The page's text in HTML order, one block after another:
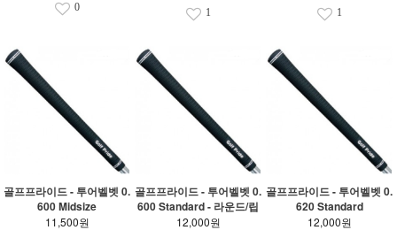
0 1 1
골프프라이드 - 투어벨벳 0.
600 Midsize
11,500원
골프프라이드 - 투어벨벳 0.
600 Standard - 라운드/립
12,000원
골프프라이드 - 투어벨벳 0.
620 Standard
12,000원